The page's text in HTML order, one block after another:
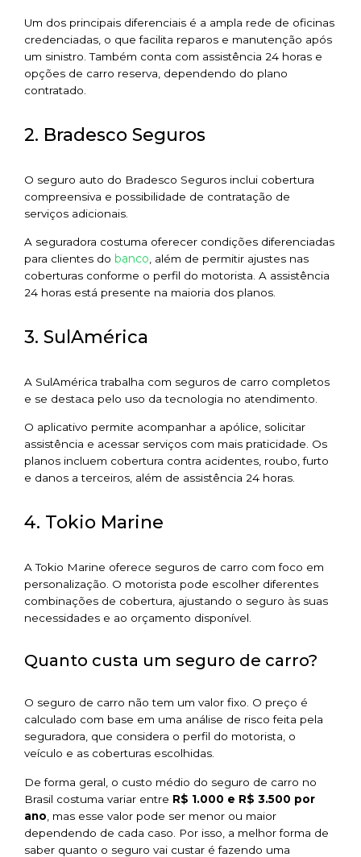
Um dos principais diferenciais é a ampla rede de oficinas
credenciadas, o que facilita reparos e manutenção após
um sinistro. Também conta com assistência 24 horas e
opções de carro reserva, dependendo do plano
contratado.
2. Bradesco Seguros
O seguro auto do Bradesco Seguros inclui cobertura
compreensiva e possibilidade de contratação de
serviços adicionais.
A seguradora costuma oferecer condições diferenciadas
para clientes do banco , além de permitir ajustes nas
coberturas conforme o perfil do motorista. A assistência
24 horas está presente na maioria dos planos.
3. SulAmérica
A SulAmérica trabalha com seguros de carro completos
e se destaca pelo uso da tecnologia no atendimento.
O aplicativo permite acompanhar a apólice, solicitar
assistência e acessar serviços com mais praticidade. Os
planos incluem cobertura contra acidentes, roubo, furto
e danos a terceiros, além de assistência 24 horas.
4. Tokio Marine
A Tokio Marine oferece seguros de carro com foco em
personalização. O motorista pode escolher diferentes
combinações de cobertura, ajustando o seguro às suas
necessidades e ao orçamento disponível.
Quanto custa um seguro de carro?
O seguro de carro não tem um valor fixo. O preço é
calculado com base em uma análise de risco feita pela
seguradora, que considera o perfil do motorista, o
veículo e as coberturas escolhidas.
De forma geral, o custo médio do seguro de carro no
Brasil costuma variar entre R$ 1.000 e R$ 3.500 por
ano , mas esse valor pode ser menor ou maior
dependendo de cada caso. Por isso, a melhor forma de
saber quanto o seguro vai custar é fazendo uma